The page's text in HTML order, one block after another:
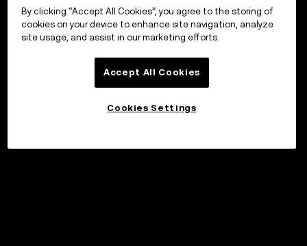
By clicking “Accept All Cookies”, you agree to the storing of
cookies on your device to enhance site navigation, analyze
site usage, and assist in our marketing efforts.
Accept All Cookies
Cookies Settings